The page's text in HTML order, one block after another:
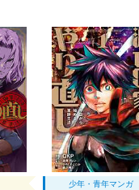
少年・青年マンガ